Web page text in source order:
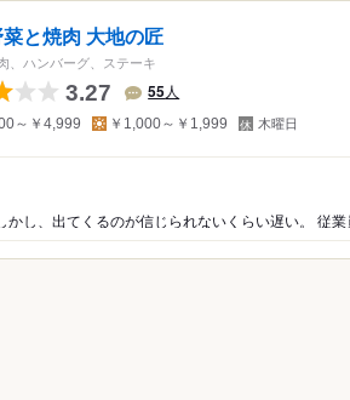
も
別
と焼肉 大地の匠
、ハンバーグ、ステーキ
3.27 55人
～￥4,999 昼 ￥1,000～￥1,999 定
休
日
木曜日